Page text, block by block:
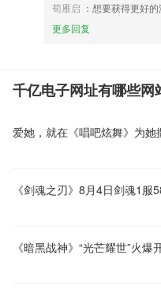
荀雁启 ：想要获得更好
更多回复
千亿电子网址有哪些网
爱她，就在《唱吧炫舞》为她